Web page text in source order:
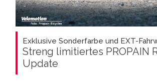
Exklusive Sonderfarbe und EXT-
Streng limitiertes PROPAIN
Update